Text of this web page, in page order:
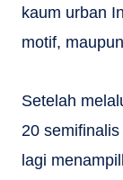
kaum urban
motif,
Setelah
20
lagi